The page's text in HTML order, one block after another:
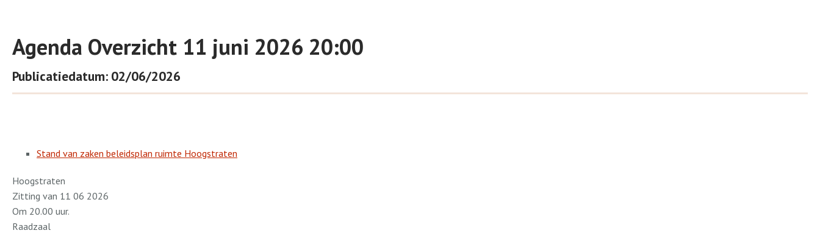
Agenda Overzicht 11 juni 2026 20:00
Publicatiedatum: 02/06/2026
Stand van zaken beleidsplan ruimte Hoogstraten
Hoogstraten
Zitting van 11 06 2026
Om 20.00 uur.
Raadzaal